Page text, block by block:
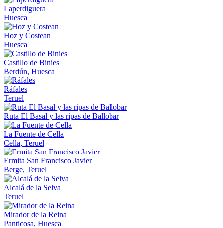
Laperdiguera
Huesca
Hoz y Costean
Huesca
Castillo de Binies
Berdún, Huesca
Ráfales
Teruel
Ruta El Basal y las ripas de Ballobar
La Fuente de Cella
Cella, Teruel
Ermita San Francisco Javier
Berge, Teruel
Alcalá de la Selva
Teruel
Mirador de la Reina
Panticosa, Huesca